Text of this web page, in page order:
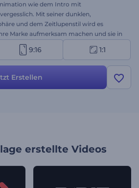
wie dem Intro mit
Mit seiner dunklen,
und dem Zeitlupenstil wird es
Marke aufmerksam machen und sie in
Diese Logoanimation vermittelt
Kreativität - all das, was für die
erforderlich ist. Laden Sie Ihr Logo
9:16 1:1
Erstellen
erstellte Videos